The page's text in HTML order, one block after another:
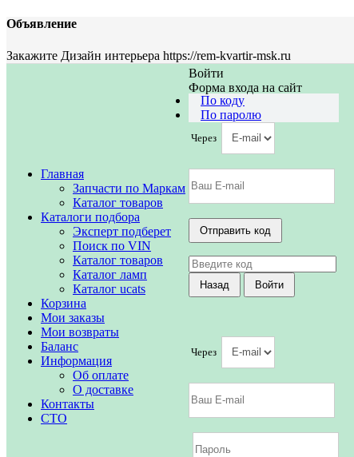
Объявление
Закажите Дизайн интерьера https://rem-kvartir-msk.ru
Главная
Запчасти по Маркам
Каталог товаров
Каталоги подбора
Эксперт подберет
Поиск по VIN
Каталог товаров
Каталог ламп
Каталог ucats
Корзина
Мои заказы
Мои возвраты
Баланс
Информация
Об оплате
О доставке
Контакты
СТО
Войти
Форма входа на сайт
По коду
По паролю
Через
Через